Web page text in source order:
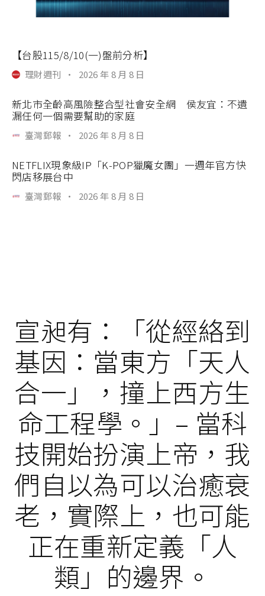
【台股115/8/10(一)盤前分析】
理財週刊 · 2026 年 8 月 8 日
新北市全齡高風險整合型社會安全網 侯友宜：不遺
漏任何一個需要幫助的家庭
臺灣郵報 · 2026 年 8 月 8 日
NETFLIX現象級IP「K-POP獵魔女團」一週年官方快
閃店移展台中
臺灣郵報 · 2026 年 8 月 8 日
宣昶有：「從經絡到
基因：當東方「天人
合一」，撞上西方生
命工程學。」– 當科
技開始扮演上帝，我
們自以為可以治癒衰
老，實際上，也可能
正在重新定義「人
類」的邊界。